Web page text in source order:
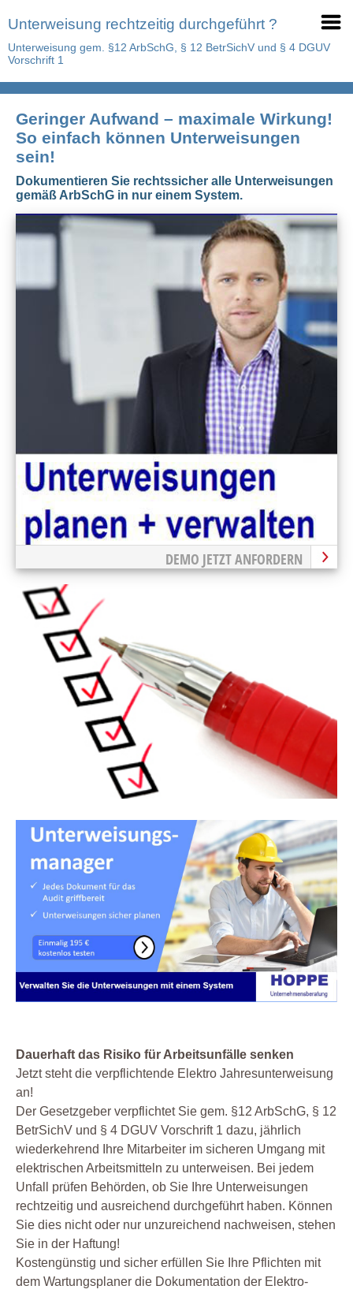
Unterweisung rechtzeitig durchgeführt ?
Unterweisung gem. §12 ArbSchG, § 12 BetrSichV und § 4 DGUV
Vorschrift 1
Geringer Aufwand – maximale Wirkung!
So einfach können Unterweisungen
sein!
Dokumentieren Sie rechtssicher alle Unterweisungen
gemäß ArbSchG in nur einem System.
DEMO JETZT ANFORDERN
Dauerhaft das Risiko für Arbeitsunfälle senken
Jetzt steht die verpflichtende Elektro Jahresunterweisung
an!
Der Gesetzgeber verpflichtet Sie gem. §12 ArbSchG, § 12
BetrSichV und § 4 DGUV Vorschrift 1 dazu, jährlich
wiederkehrend Ihre Mitarbeiter im sicheren Umgang mit
elektrischen Arbeitsmitteln zu unterweisen. Bei jedem
Unfall prüfen Behörden, ob Sie Ihre Unterweisungen
rechtzeitig und ausreichend durchgeführt haben. Können
Sie dies nicht oder nur unzureichend nachweisen, stehen
Sie in der Haftung!
Kostengünstig und sicher erfüllen Sie Ihre Pflichten mit
dem Wartungsplaner die Dokumentation der Elektro-